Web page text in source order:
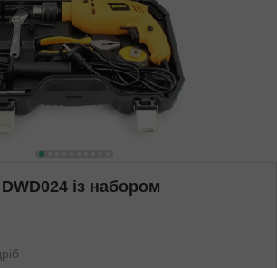
із набором